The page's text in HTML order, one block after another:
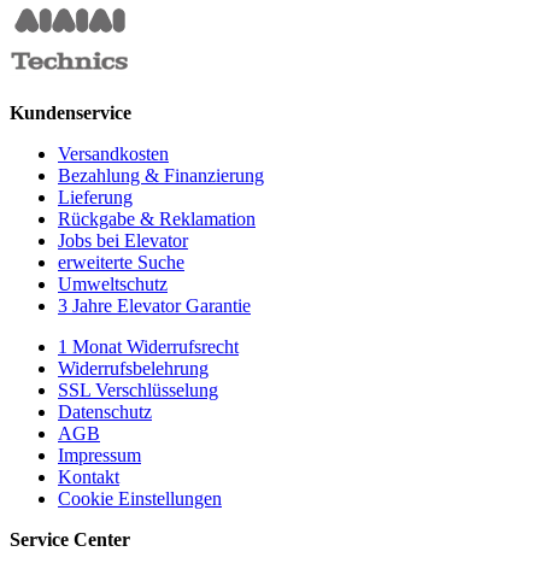
Kundenservice
Versandkosten
Bezahlung & Finanzierung
Lieferung
Rückgabe & Reklamation
Jobs bei Elevator
erweiterte Suche
Umweltschutz
3 Jahre Elevator Garantie
1 Monat Widerrufsrecht
Widerrufsbelehrung
SSL Verschlüsselung
Datenschutz
AGB
Impressum
Kontakt
Cookie Einstellungen
Service Center